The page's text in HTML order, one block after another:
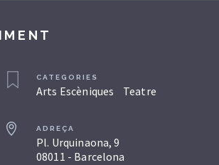
CATEGORIES
Arts Escèniques Teatre
ADREÇA
Pl. Urquinaona, 9
08011 - Barcelona